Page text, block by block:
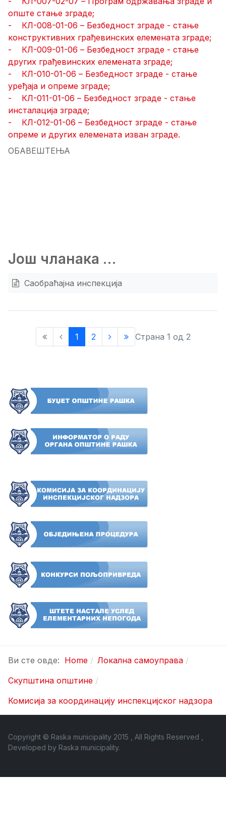
опште стање зграде;
- КЛ-008-01-06 – Безбедност зграде - стање
конструктивних грађевинских елемената зграде;
- КЛ-009-01-06 – Безбедност зграде - стање
других грађевинских елемената зграде;
- КЛ-010-01-06 – Безбедност зграде - стање
уређаја и опреме зграде;
- КЛ-011-01-06 – Безбедност зграде - стање
инсталација зграде;
- КЛ-012-01-06 – Безбедност зграде - стање
опреме и других елемената изван зграде.
ОБАВЕШТЕЊА
Још чланака …
Саобраћајна инспекција
1 2 Страна 1 од 2
Ви сте овде: Home
Локална самоуправа
Скупштина општине
Комисија за координацију инспекцијског надзора
Copyright © Raska municipality 2015 , All Rights Reserved ,
Developed by Raska municipality.